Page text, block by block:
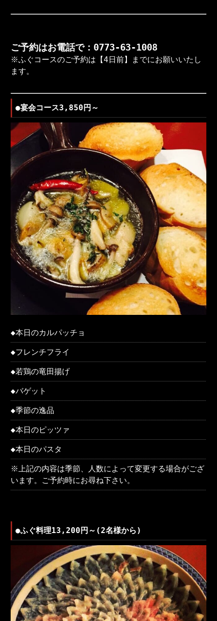
ご予約はお電話で：0773-63-1008
※ふぐコースのご予約は【4日前】までにお願いいたし
ます。
●宴会コース3,850円～
◆本日のカルパッチョ
◆フレンチフライ
◆若鶏の竜田揚げ
◆バゲット
◆季節の逸品
◆本日のピッツァ
◆本日のパスタ
※上記の内容は季節、人数によって変更する場合がござ
います。ご予約時にお尋ね下さい。
●ふぐ料理13,200円～(2名様から)